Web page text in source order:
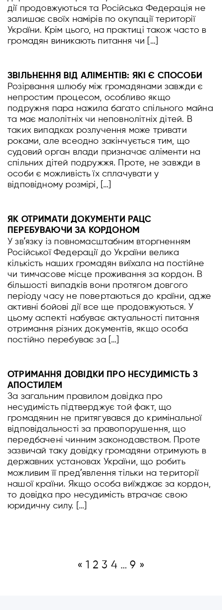
дії продовжуються та Російська Федерація не
залишає своїх намірів по окупації території
України. Крім цього, на практиці також часто в
громадян виникають питання чи […]
ЗВІЛЬНЕННЯ ВІД АЛІМЕНТІВ: ЯКІ Є СПОСОБИ
Розірвання шлюбу між громадянами завжди є
непростим процесом, особливо якщо
подружня пара нажила багато спільного майна
та має малолітніх чи неповнолітніх дітей. В
таких випадках розлучення може тривати
роками, але всеодно закінчується тим, що
судовий орган влади призначає аліменти на
спільних дітей подружжя. Проте, не завжди в
особи є можливість їх сплачувати у
відповідному розмірі, […]
ЯК ОТРИМАТИ ДОКУМЕНТИ РАЦС
ПЕРЕБУВАЮЧИ ЗА КОРДОНОМ
У звʼязку із повномасштабним вторгненням
Російської Федерації до України велика
кількість наших громадян виїхала на постійне
чи тимчасове місце проживання за кордон. В
більшості випадків вони протягом довгого
періоду часу не повертаються до країни, адже
активні бойові дії все ще продовжуються. У
цьому аспекті набуває актуальності питання
отримання різних документів, якщо особа
постійно перебуває за […]
ОТРИМАННЯ ДОВІДКИ ПРО НЕСУДИМІСТЬ З
АПОСТИЛЕМ
За загальним правилом довідка про
несудимість підтверджує той факт, що
громадянин не притягувався до кримінальної
відповідальності за правопорушення, що
передбачені чинним законодавством. Проте
зазвичай таку довідку громадяни отримують в
державних установах України, що робить
можливим її предʼявлення тільки на території
нашої країни. Якщо особа виїжджає за кордон,
то довідка про несудимість втрачає свою
юридичну силу. […]
« 1 2 3 4 … 9 »